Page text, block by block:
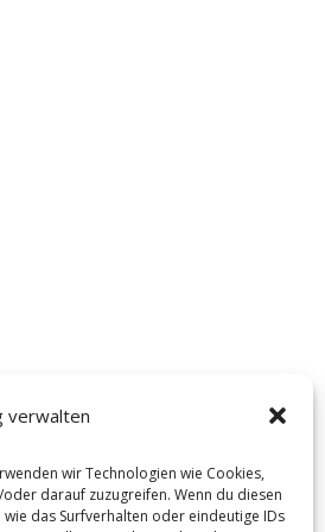
verwalten
wir Technologien wie Cookies,
darauf zuzugreifen. Wenn du diesen
das Surfverhalten oder eindeutige IDs